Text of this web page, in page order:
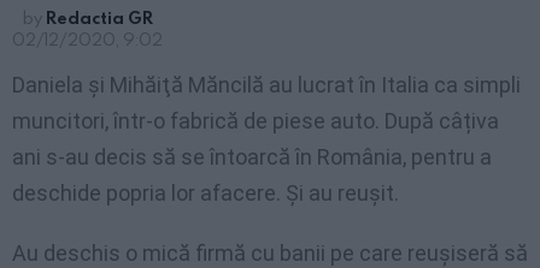
by Redactia GR
02/12/2020, 9:02
Daniela şi Mihăiţă Măncilă au lucrat în Italia ca simpli
muncitori, într-o fabrică de piese auto. După câțiva
ani s-au decis să se întoarcă în România, pentru a
deschide popria lor afacere. Și au reușit.
Au deschis o mică firmă cu banii pe care reușiseră să